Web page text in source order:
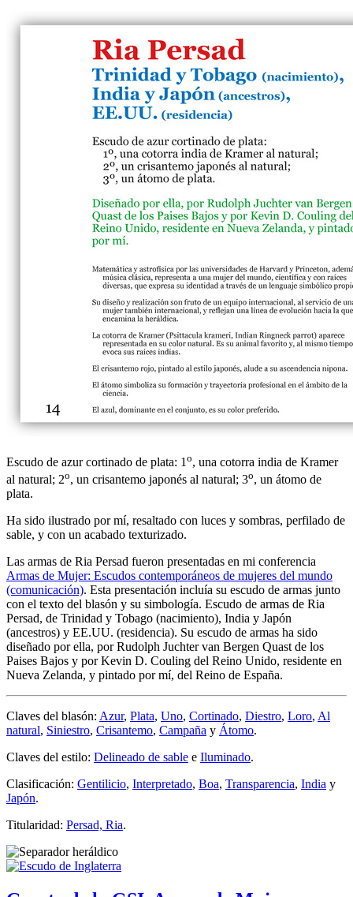
Escudo de azur cortinado de plata: 1 o, una cotorra india de Kramer
al natural; 2o, un crisantemo japonés al natural; 3o, un átomo de
plata.
Ha sido ilustrado por mí, resaltado con luces y sombras, perfilado de
sable, y con un acabado texturizado.
Las armas de Ria Persad fueron presentadas en mi conferencia
Armas de Mujer: Escudos contemporáneos de mujeres del mundo
(comunicación). Esta presentación incluía su escudo de armas junto
con el texto del blasón y su simbología. Escudo de armas de Ria
Persad, de Trinidad y Tobago (nacimiento), India y Japón
(ancestros) y EE.UU. (residencia). Su escudo de armas ha sido
diseñado por ella, por Rudolph Juchter van Bergen Quast de los
Paises Bajos y por Kevin D. Couling del Reino Unido, residente en
Nueva Zelanda, y pintado por mí, del Reino de España.
Claves del blasón: Azur, Plata, Uno, Cortinado, Diestro, Loro, Al
natural, Siniestro, Crisantemo, Campaña y Átomo.
Claves del estilo: Delineado de sable e Iluminado.
Clasificación: Gentilicio, Interpretado, Boa, Transparencia, India y
Japón.
Titularidad: Persad, Ria.